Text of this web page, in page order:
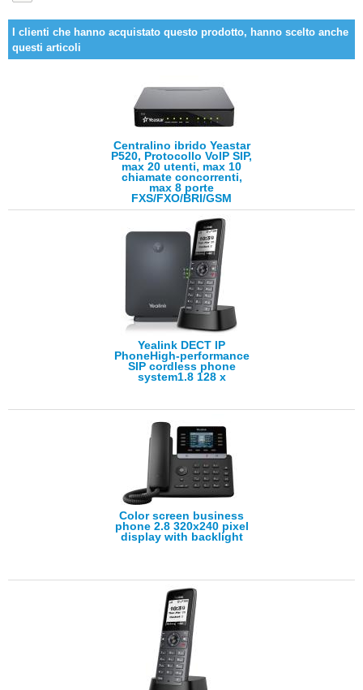
I clienti che hanno acquistato questo prodotto, hanno scelto anche
questi articoli
Centralino ibrido Yeastar
P520, Protocollo VoIP SIP,
max 20 utenti, max 10
chiamate concorrenti,
max 8 porte
FXS/FXO/BRI/GSM
Yealink DECT IP
PhoneHigh-performance
SIP cordless phone
system1.8 128 x
Color screen business
phone 2.8 320x240 pixel
display with backlight